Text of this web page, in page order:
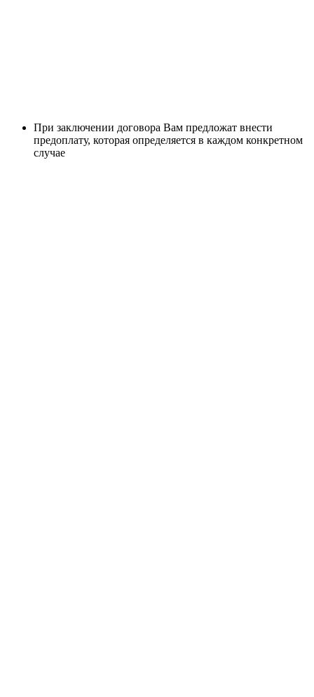
При заключении договора Вам предложат внести
предоплату, которая определяется в каждом конкретном
случае